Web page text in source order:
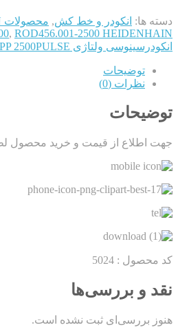
دسته ها: انکودر و خط کش, محصولات HEIDENHAIN
, ROD456.001-2500 HEIDENHAIN
انکودرسینوسی ولتاژی 1VPP 2500PULSE
توضیحات
نظرات (0)
توضیحات
جهت اطلاع از قیمت و خرید محصول
کد محصول : 5024
نقد و بررسی‌ها
هنوز بررسی‌ای ثبت نشده است.